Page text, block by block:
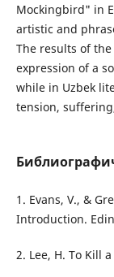
Mockingbird" in
artistic and
The results of
expression of a
while in Uzbek
tension,
1. Evans, V., &
Introduction.
2. Lee, H. To Kill